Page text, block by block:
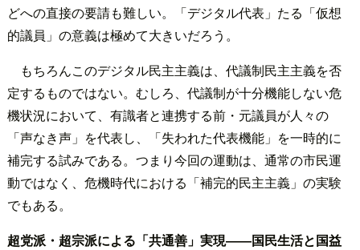
どへの直接の要請も難しい。「デジタル代表」たる「仮想
的議員」の意義は極めて大きいだろう。
もちろんこのデジタル民主主義は、代議制民主主義を否
定するものではない。むしろ、代議制が十分機能しない危
機状況において、有識者と連携する前・元議員が人々の
「声なき声」を代表し、「失われた代表機能」を一時的に
補完する試みである。つまり今回の運動は、通常の市民運
動ではなく、危機時代における「補完的民主主義」の実験
でもある。
超党派・超宗派による「共通善」実現――国民生活と国益